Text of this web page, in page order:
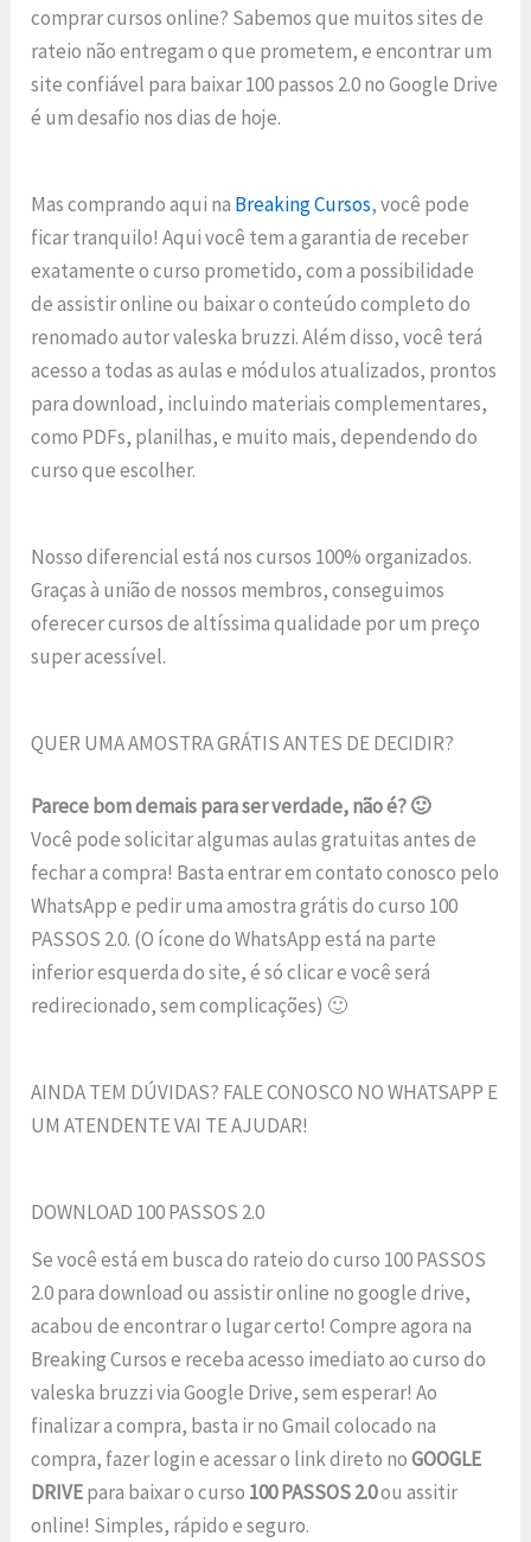
comprar cursos online? Sabemos que muitos sites de
rateio não entregam o que prometem, e encontrar um
site confiável para baixar 100 passos 2.0 no Google Drive
é um desafio nos dias de hoje.
Mas comprando aqui na Breaking Cursos, você pode
ficar tranquilo! Aqui você tem a garantia de receber
exatamente o curso prometido, com a possibilidade
de assistir online ou baixar o conteúdo completo do
renomado autor valeska bruzzi. Além disso, você terá
acesso a todas as aulas e módulos atualizados, prontos
para download, incluindo materiais complementares,
como PDFs, planilhas, e muito mais, dependendo do
curso que escolher.
Nosso diferencial está nos cursos 100% organizados.
Graças à união de nossos membros, conseguimos
oferecer cursos de altíssima qualidade por um preço
super acessível.
QUER UMA AMOSTRA GRÁTIS ANTES DE DECIDIR?
Parece bom demais para ser verdade, não é? 🙂
Você pode solicitar algumas aulas gratuitas antes de
fechar a compra! Basta entrar em contato conosco pelo
WhatsApp e pedir uma amostra grátis do curso 100
PASSOS 2.0. (O ícone do WhatsApp está na parte
inferior esquerda do site, é só clicar e você será
redirecionado, sem complicações) 🙂
AINDA TEM DÚVIDAS? FALE CONOSCO NO WHATSAPP E
UM ATENDENTE VAI TE AJUDAR!
DOWNLOAD 100 PASSOS 2.0
Se você está em busca do rateio do curso 100 PASSOS
2.0 para download ou assistir online no google drive,
acabou de encontrar o lugar certo! Compre agora na
Breaking Cursos e receba acesso imediato ao curso do
valeska bruzzi via Google Drive, sem esperar! Ao
finalizar a compra, basta ir no Gmail colocado na
compra, fazer login e acessar o link direto noGOOGLE
DRIVEpara baixar o curso 100 PASSOS 2.0ou assitir
online! Simples, rápido e seguro.